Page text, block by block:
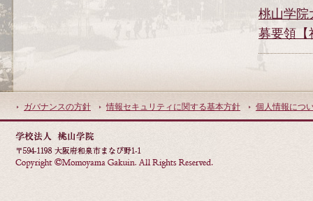
桃山学院
募要領【
ガバナンスの方針 情報セキュリティに関する基本方針 個人情報につ